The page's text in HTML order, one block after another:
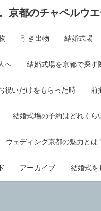
京都のチャペルウ
引き出物 結婚式場
へ 結婚式場を京都で探す
祝いだけをもらった時 前
結婚式場の予約はどれくら
ウェディング京都の魅力と
アーカイブ 結婚式を